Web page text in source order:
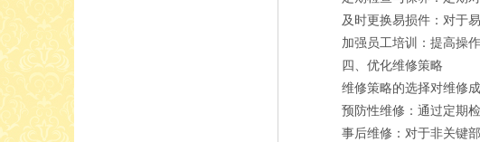
及时更换易损件：对于易
加强员工培训：提高操作
四、优化维修策略
维修策略的选择对维修成
预防性维修：通过定期检
事后维修：对于非关键部